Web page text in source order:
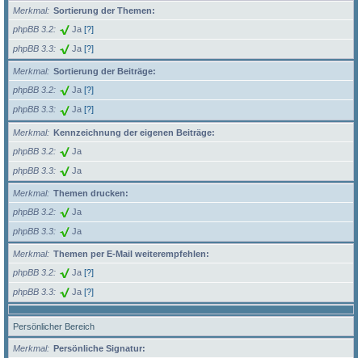
Merkmal
Sortierung der Themen:
phpBB 3.2
Ja [?]
phpBB 3.3 Ja [?]
Merkmal
Sortierung der Beiträge:
phpBB 3.2
Ja [?]
phpBB 3.3 Ja [?]
Merkmal
Kennzeichnung der eigenen Beiträge:
phpBB 3.2
Ja
phpBB 3.3 Ja
Merkmal
Themen drucken:
phpBB 3.2
Ja
phpBB 3.3 Ja
Merkmal
Themen per E-Mail weiterempfehlen:
phpBB 3.2
Ja [?]
phpBB 3.3 Ja [?]
Persönlicher Bereich
Merkmal
Persönliche Signatur: